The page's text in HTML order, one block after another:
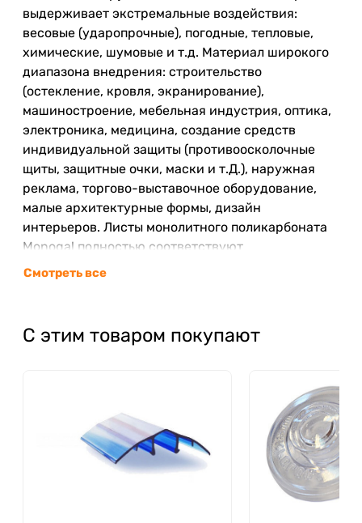
выдерживает экстремальные воздействия:
весовые (ударопрочные), погодные, тепловые,
химические, шумовые и т.д. Материал широкого
диапазона внедрения: строительство
(остекление, кровля, экранирование),
машиностроение, мебельная индустрия, оптика,
электроника, медицина, создание средств
индивидуальной защиты (противоосколочные
щиты, защитные очки, маски и т.Д.), наружная
реклама, торгово-выставочное оборудование,
малые архитектурные формы, дизайн
интерьеров. Листы монолитного поликарбоната
Monogal полностью соответствуют
интернациональным эталонам и не имеют
конструкциях и сложных проектах. Гарантия
изготовителя 15 лет.
Смотреть все
С этим товаром покупают